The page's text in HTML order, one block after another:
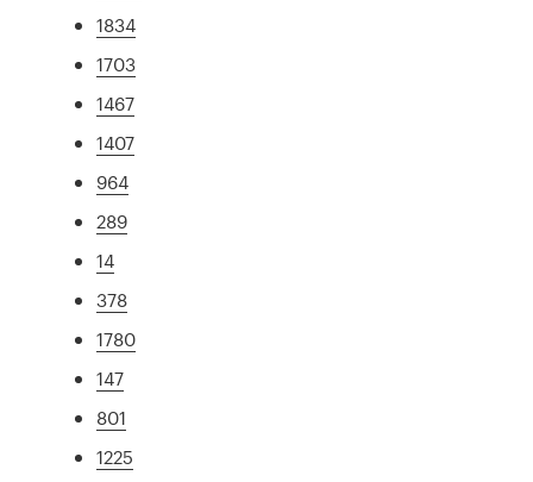
1834
1703
1467
1407
964
289
14
378
1780
147
801
1225